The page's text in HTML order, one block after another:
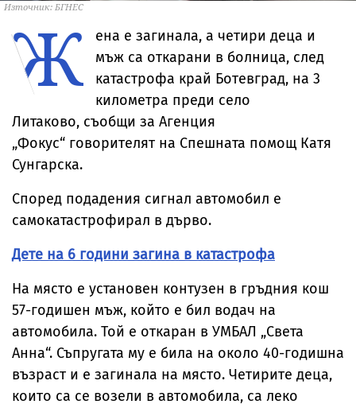
Източник: БГНЕС
Ж
ена е загинала, а четири деца и
мъж са откарани в болница, след
катастрофа край Ботевград, на 3
километра преди село
Литаково, съобщи за Агенция
„Фокус“ говорителят на Спешната помощ Катя
Сунгарска.
Според подадения сигнал автомобил е
самокатастрофирал в дърво.
Дете на 6 години загина в катастрофа
На място е установен контузен в гръдния кош
57-годишен мъж, който е бил водач на
автомобила. Той е откаран в УМБАЛ „Света
Анна“. Съпругата му е била на около 40-годишна
възраст и е загинала на място. Четирите деца,
които са се возели в автомобила, са леко